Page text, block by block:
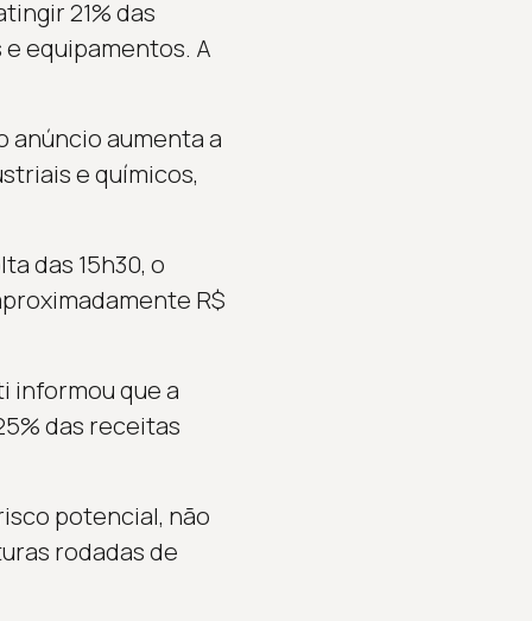
21% das
equipamentos. A
anúncio aumenta a
e químicos,
das 15h30, o
R$
informou que a
das receitas
potencial, não
rodadas de